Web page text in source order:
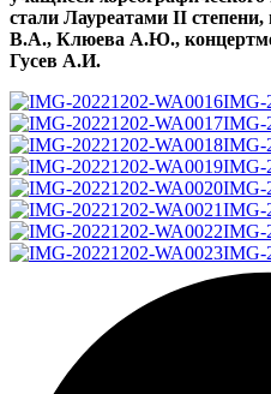
стали Лауреатами II степени,
В.А., Клюева А.Ю.,
Гусев А.И.
IMG-
IMG-
IMG-
IMG-
IMG-
IMG-
IMG-
IMG-